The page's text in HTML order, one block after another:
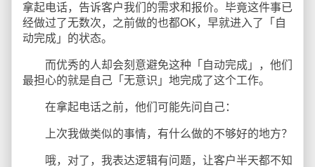
拿起电话，告诉客户我们的需求和报价。毕竟这件事已
经做过了无数次，之前做的也都OK，早就进入了「自
动完成」的状态。
而优秀的人却会刻意避免这种「自动完成」，他们
最担心的就是自己「无意识」地完成了这个工作。
在拿起电话之前，他们可能先问自己：
上次我做类似的事情，有什么做的不够好的地方？
哦，对了，我表达逻辑有问题，让客户半天都不知